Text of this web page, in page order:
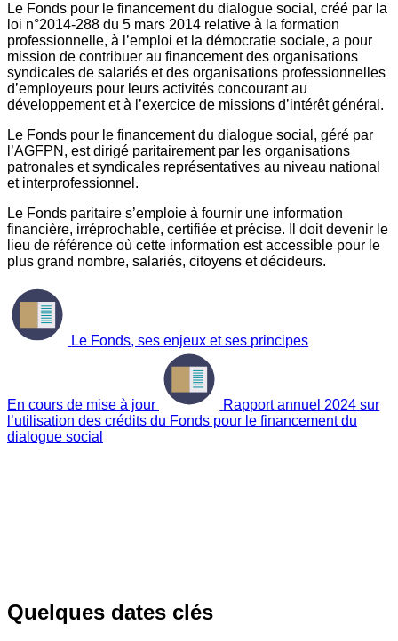
Le Fonds pour le financement du dialogue social, créé par la
loi n°2014-288 du 5 mars 2014 relative à la formation
professionnelle, à l’emploi et la démocratie sociale, a pour
mission de contribuer au financement des organisations
syndicales de salariés et des organisations professionnelles
d’employeurs pour leurs activités concourant au
développement et à l’exercice de missions d’intérêt général.
Le Fonds pour le financement du dialogue social, géré par
l’AGFPN, est dirigé paritairement par les organisations
patronales et syndicales représentatives au niveau national
et interprofessionnel.
Le Fonds paritaire s’emploie à fournir une information
financière, irréprochable, certifiée et précise. Il doit devenir le
lieu de référence où cette information est accessible pour le
plus grand nombre, salariés, citoyens et décideurs.
Le Fonds, ses enjeux et ses principes
En cours de mise à jour
Rapport annuel 2024 sur
l’utilisation des crédits du Fonds pour le financement du
dialogue social
Quelques dates clés